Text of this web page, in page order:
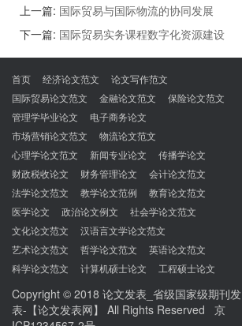
上一篇: 国际贸易与国际物流的协同发展
下一篇: 国际贸易实务课程数字化资源建设
首页 经济论文范文
论文写作范文
国际贸易论文范文
金融论文范文
保险论文范文
管理学毕业论文
电子商务论文
市场营销论文范文
物流论文范文
心理学论文范文
新闻专业论文
传播学论文
财政税收论文
财务管理论文
会计论文范文
法学论文范文
教学论文范例
教育论文范文
医学论文
政治论文例文
社会学论文范文
文化论文范文
汉语言文学论文范文
艺术论文范文
哲学论文范文
英语论文范文
科学论文范文
计算机硕士论文 工程硕士论文
Copyright © 2018 论文发表_省级国家级期刊发
表-【论文发表网】 All Rights Reserved 京